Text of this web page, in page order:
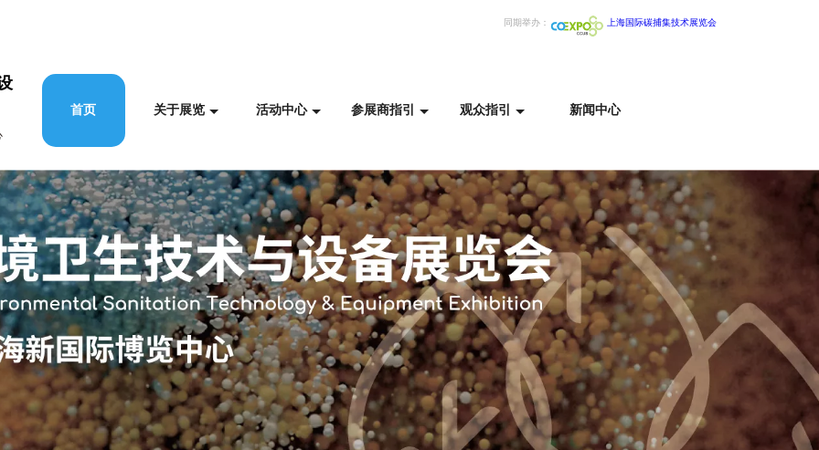
同期举办： 上海国际碳捕集技术展览会
首页 关于展览 活动中心 参展商指引 观众指引 新闻中心